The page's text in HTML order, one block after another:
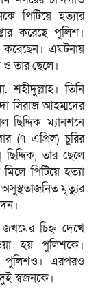
পিটিয়ে হত্যার
করেছে পুলিশ।
করেছেন। এঘটনায়
তার ছেলে।
শহীদুল্লাহ। তিনি
সিরাজ আহম্মদের
ছিদ্দিক ম্যানশনে
(৭ এপ্রিল) চুরির
তার ছেলে
পিটিয়ে হত্যা
মৃত্যুর
চিহ্ন দেখে
হয় পুলিশকে।
পুলিশও। এরপরও
স্বজনকে।